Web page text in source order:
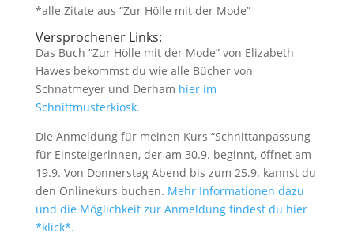
*alle Zitate aus “Zur Hölle mit der Mode”
Versprochener Links:
Das Buch “Zur Hölle mit der Mode” von Elizabeth
Hawes bekommst du wie alle Bücher von
Schnatmeyer und Derham hier im
Schnittmusterkiosk.
Die Anmeldung für meinen Kurs “Schnittanpassung
für Einsteigerinnen, der am 30.9. beginnt, öffnet am
19.9. Von Donnerstag Abend bis zum 25.9. kannst du
den Onlinekurs buchen. Mehr Informationen dazu
und die Möglichkeit zur Anmeldung findest du hier
*klick*.